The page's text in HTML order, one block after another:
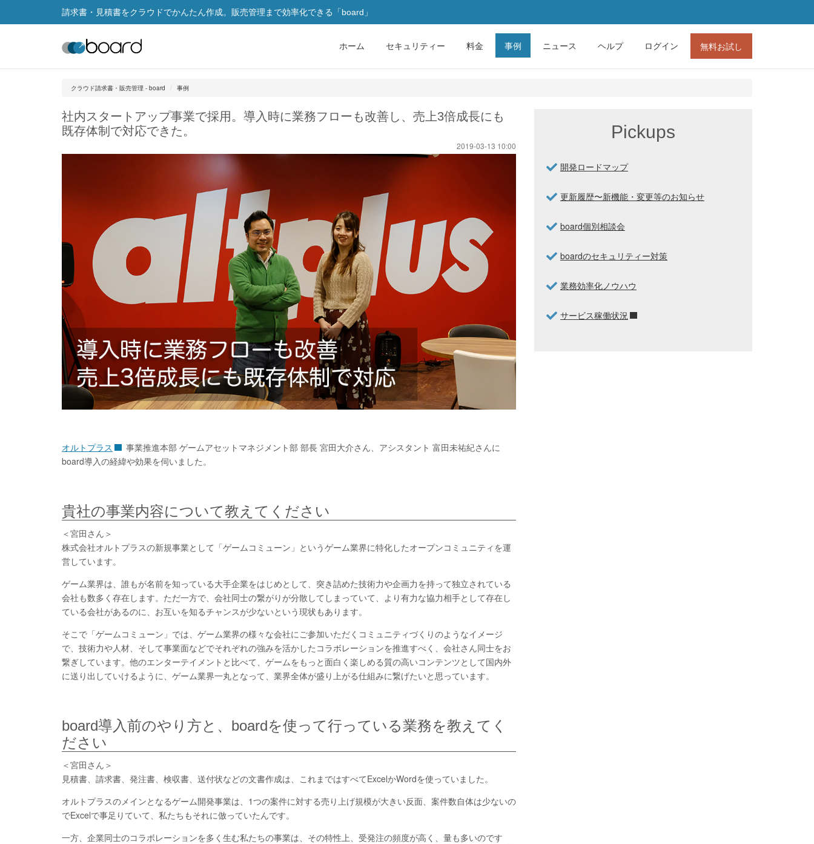
請求書・見積書をクラウドでかんたん作成。販売管理まで効率化できる「board」
ホーム セキュリティー 料金 事例 ニュース ヘルプ ログイン 無料お試し
クラウド請求書・販売管理 - board 事例
社内スタートアップ事業で採用。導入時に業務フローも改善し、売上3倍成長にも
既存体制で対応できた。
2019-03-13 10:00
オルトプラス
事業推進本部 ゲームアセットマネジメント部 部長 宮田大介さん、アシスタント 富田未祐紀さんに
board導入の経緯や効果を伺いました。
貴社の事業内容について教えてください
＜宮田さん＞
株式会社オルトプラスの新規事業として「ゲームコミューン」というゲーム業界に特化したオープンコミュニティを運
営しています。
ゲーム業界は、誰もが名前を知っている大手企業をはじめとして、突き詰めた技術力や企画力を持って独立されている
会社も数多く存在します。ただ一方で、会社同士の繋がりが分散してしまっていて、より有力な協力相手として存在し
ている会社があるのに、お互いを知るチャンスが少ないという現状もあります。
そこで「ゲームコミューン」では、ゲーム業界の様々な会社にご参加いただくコミュニティづくりのようなイメージ
で、技術力や人材、そして事業面などでそれぞれの強みを活かしたコラボレーションを推進すべく、会社さん同士をお
繋ぎしています。他のエンターテイメントと比べて、ゲームをもっと面白く楽しめる質の高いコンテンツとして国内外
に送り出していけるように、ゲーム業界一丸となって、業界全体が盛り上がる仕組みに繋げたいと思っています。
board導入前のやり方と、boardを使って行っている業務を教えてく
ださい
＜宮田さん＞
見積書、請求書、発注書、検収書、送付状などの文書作成は、これまではすべてExcelかWordを使っていました。
オルトプラスのメインとなるゲーム開発事業は、1つの案件に対する売り上げ規模が大きい反面、案件数自体は少ないの
でExcelで事足りていて、私たちもそれに倣っていたんです。
一方、企業同士のコラボレーションを多く生む私たちの事業は、その特性上、受発注の頻度が高く、量も多いのです
Pickups
開発ロードマップ
更新履歴〜新機能・変更等のお知らせ
board個別相談会
boardのセキュリティー対策
業務効率化ノウハウ
サービス稼働状況